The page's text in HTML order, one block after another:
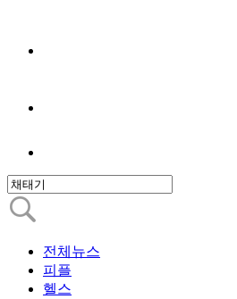
전체뉴스
피플
헬스